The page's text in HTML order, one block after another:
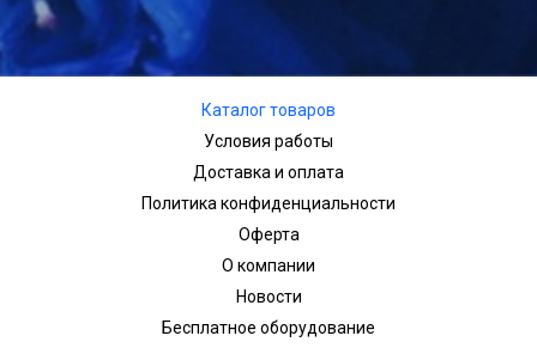
Каталог товаров
Условия работы
Доставка и оплата
Политика конфиденциальности
Оферта
О компании
Новости
Бесплатное оборудование